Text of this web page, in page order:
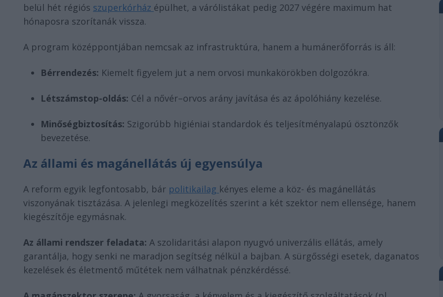
belül hét régiós szuperkórház épülhet, a várólistákat pedig 2027 végére maximum hat
hónaposra szorítanák vissza.
A program középpontjában nemcsak az infrastruktúra, hanem a humánerőforrás is áll:
Bérrendezés: Kiemelt figyelem jut a nem orvosi munkakörökben dolgozókra.
Létszámstop-oldás: Cél a nővér–orvos arány javítása és az ápolóhiány kezelése.
Minőségbiztosítás: Szigorúbb higiéniai standardok és teljesítményalapú ösztönzők
bevezetése.
Az állami és magánellátás új egyensúlya
A reform egyik legfontosabb, bár politikailag kényes eleme a köz- és magánellátás
viszonyának tisztázása. A jelenlegi megközelítés szerint a két szektor nem ellensége, hanem
kiegészítője egymásnak.
Az állami rendszer feladata: A szolidaritási alapon nyugvó univerzális ellátás, amely
garantálja, hogy senki ne maradjon segítség nélkül a bajban. A sürgősségi esetek, daganatos
kezelések és életmentő műtétek nem válhatnak pénzkérdéssé.